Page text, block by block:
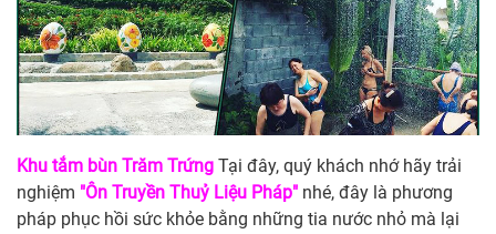
Khu tắm bùn Trăm Trứng Tại đây, quý khách nhớ hãy trải
nghiệm "Ôn Truyền Thuỷ Liệu Pháp" nhé, đây là phương
pháp phục hồi sức khỏe bằng những tia nước nhỏ mà lại